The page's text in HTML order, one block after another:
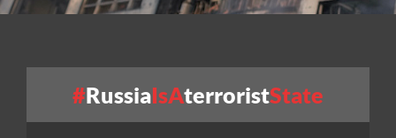
#RussiaIsAterroristState